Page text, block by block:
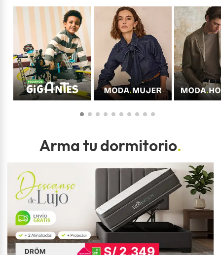
Arma tu dormitorio.